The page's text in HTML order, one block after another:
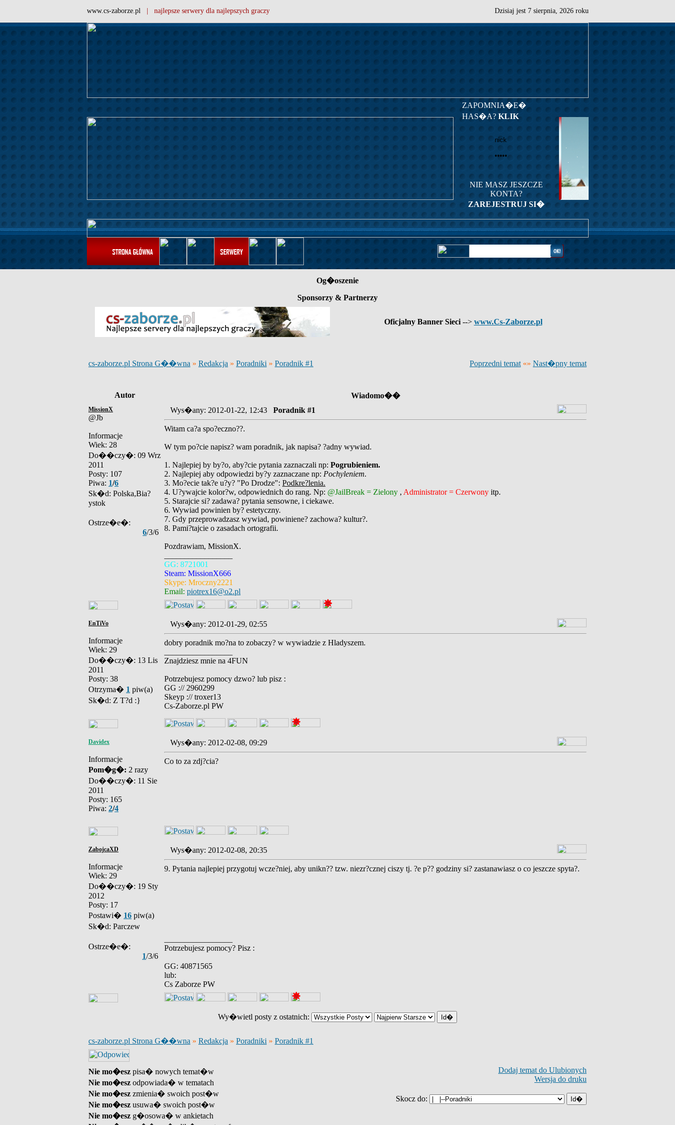
www.cs-zaborze.pl | najlepsze serwery dla najlepszych graczy Dzisiaj jest 7 sierpnia, 2026 roku
ZAPOMNIA�E�
HAS�A? KLIK
NIE MASZ JESZCZE
KONTA?
ZAREJESTRUJ SI�
Og�oszenie
Sponsorzy & Partnerzy
Oficjalny Banner Sieci --> www.Cs-Zaborze.pl
cs-zaborze.pl Strona G��wna » Redakcja » Poradniki » Poradnik #1 Poprzedni temat «» Nast�pny temat
Autor Wiadomo��
MissionX
@Jb
Informacje
Wiek: 28
Do��czy�: 09 Wrz
2011
Posty: 107
Piwa: 1/6
Sk�d: Polska,Bia?
ystok
Ostrze�e�:
6/3/6
Wys�any: 2012-01-22, 12:43 Poradnik #1
Witam ca?a spo?eczno??.
W tym po?cie napisz? wam poradnik, jak napisa? ?adny wywiad.
1. Najlepiej by by?o, aby?cie pytania zaznaczali np: Pogrubieniem.
2. Najlepiej aby odpowiedzi by?y zaznaczane np: Pochyleniem.
3. Mo?ecie tak?e u?y? "Po Drodze": Podkre?lenia.
4. U?ywajcie kolor?w, odpowiednich do rang. Np: @JailBreak = Zielony , Administrator = Czerwony itp.
5. Starajcie si? zadawa? pytania sensowne, i ciekawe.
6. Wywiad powinien by? estetyczny.
7. Gdy przeprowadzasz wywiad, powiniene? zachowa? kultur?.
8. Pami?tajcie o zasadach ortografii.
Pozdrawiam, MissionX.
GG: 8721001
Steam: MissionX666
Skype: Mroczny2221
Email: piotrex16@o2.pl
EnTiVo
Informacje
Wiek: 29
Do��czy�: 13 Lis
2011
Posty: 38
Otrzyma� 1 piw(a)
Sk�d: Z T?d :}
Wys�any: 2012-01-29, 02:55
dobry poradnik mo?na to zobaczy? w wywiadzie z Hladyszem.
Znajdziesz mnie na 4FUN
Potrzebujesz pomocy dzwo? lub pisz :
GG :// 2960299
Skeyp :// troxer13
Cs-Zaborze.pl PW
Davidex
Informacje
Pom�g�: 2 razy
Do��czy�: 11 Sie
2011
Posty: 165
Piwa: 2/4
Wys�any: 2012-02-08, 09:29
Co to za zdj?cia?
ZabojcaXD
Informacje
Wiek: 29
Do��czy�: 19 Sty
2012
Posty: 17
Postawi� 16 piw(a)
Sk�d: Parczew
Ostrze�e�:
1/3/6
Wys�any: 2012-02-08, 20:35
9. Pytania najlepiej przygotuj wcze?niej, aby unikn?? tzw. niezr?cznej ciszy tj. ?e p?? godziny si? zastanawiasz o co jeszcze spyta?.
Potrzebujesz pomocy? Pisz :
GG: 40871565
lub:
Cs Zaborze PW
Wy�wietl posty z ostatnich:
cs-zaborze.pl Strona G��wna » Redakcja » Poradniki » Poradnik #1
Nie mo�esz pisa� nowych temat�w
Nie mo�esz odpowiada� w tematach
Nie mo�esz zmienia� swoich post�w
Nie mo�esz usuwa� swoich post�w
Nie mo�esz g�osowa� w ankietach
Dodaj temat do Ulubionych
Wersja do druku
Skocz do: